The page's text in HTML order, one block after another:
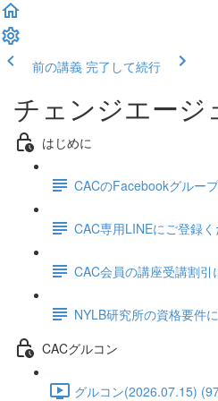
前の講義 完了して続行
チェンジエージ
はじめに
CACのFacebookグルー
CAC専用LINEにご登録
CAC会員の講座受講割引
NYLB研究所の資格要件
CACグルコン
グルコン(2026.07.15)